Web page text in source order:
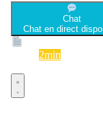
Chat
Chat en direct
2min